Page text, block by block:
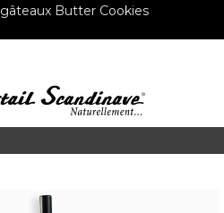
gâteaux Butter Cookies